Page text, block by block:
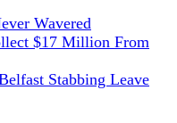
Wavered
$17 Million From
Stabbing Leave